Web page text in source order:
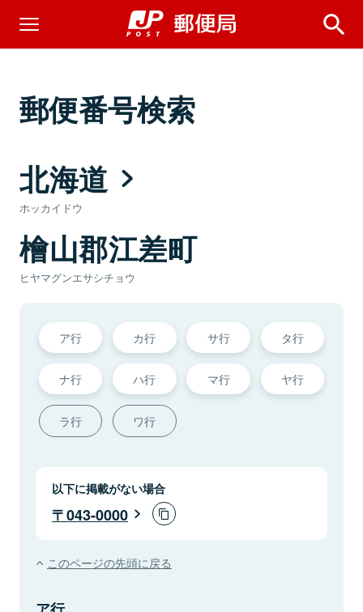
郵便番号検索
北海道
ホッカイドウ
檜山郡江差町
ヒヤマグンエサシチョウ
ア行 カ行 サ行 タ行
ナ行 ハ行 マ行 ヤ行
ラ行 ワ行
以下に掲載がない場合
043-0000
このページの先頭に戻る